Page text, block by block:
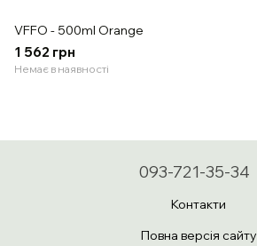
VFFO - 500ml Orange
1 562 грн
Немає в наявності
093-721-35-34
Контакти
Повна версія сайту